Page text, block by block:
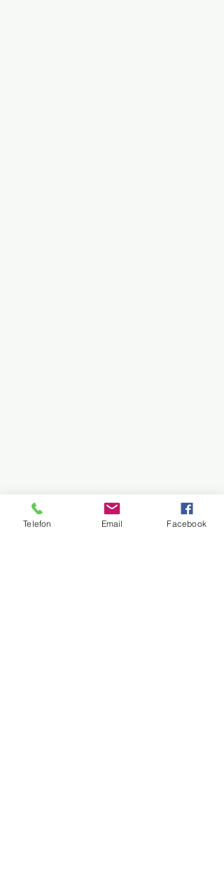
Telefon Email Facebook